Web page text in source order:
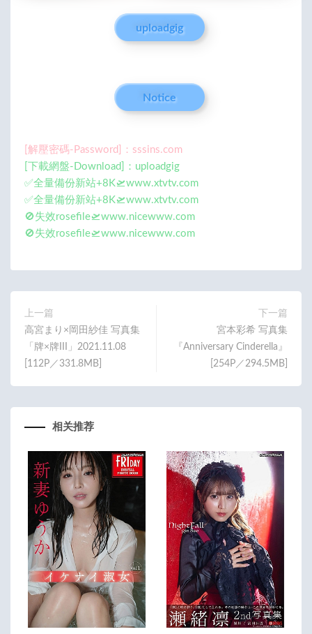
uploadgig
Notice
[解壓密碼-Password]：sssins.com
[下載網盤-Download]：uploadgig
✅全量備份新站+8K🛫www.xtvtv.com
✅全量備份新站+8K🛫www.xtvtv.com
🚫失效rosefile🛫www.nicewww.com
🚫失效rosefile🛫www.nicewww.com
上一篇
高宮まり×岡田紗佳 写真集
「牌×牌III」2021.11.08
[112P／331.8MB]
下一篇
宮本彩希 写真集
『Anniversary Cinderella』
[254P／294.5MB]
相关推荐